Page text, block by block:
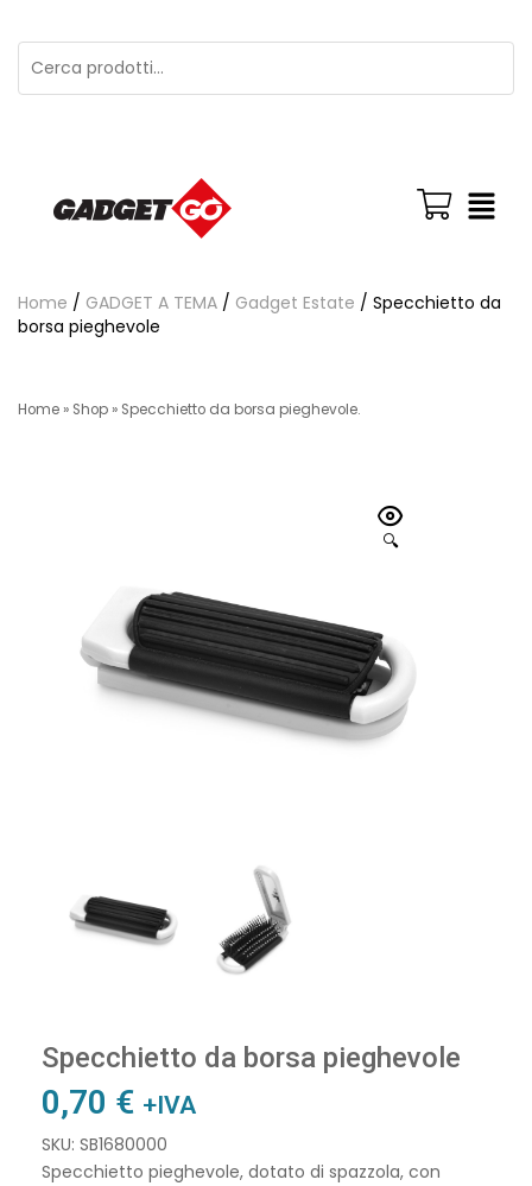
Home / GADGET A TEMA / Gadget Estate / Specchietto da
borsa pieghevole
Home » Shop » Specchietto da borsa pieghevole.
🔍
Specchietto da borsa pieghevole
0,70 € +IVA
SKU: SB1680000
Specchietto pieghevole, dotato di spazzola, con